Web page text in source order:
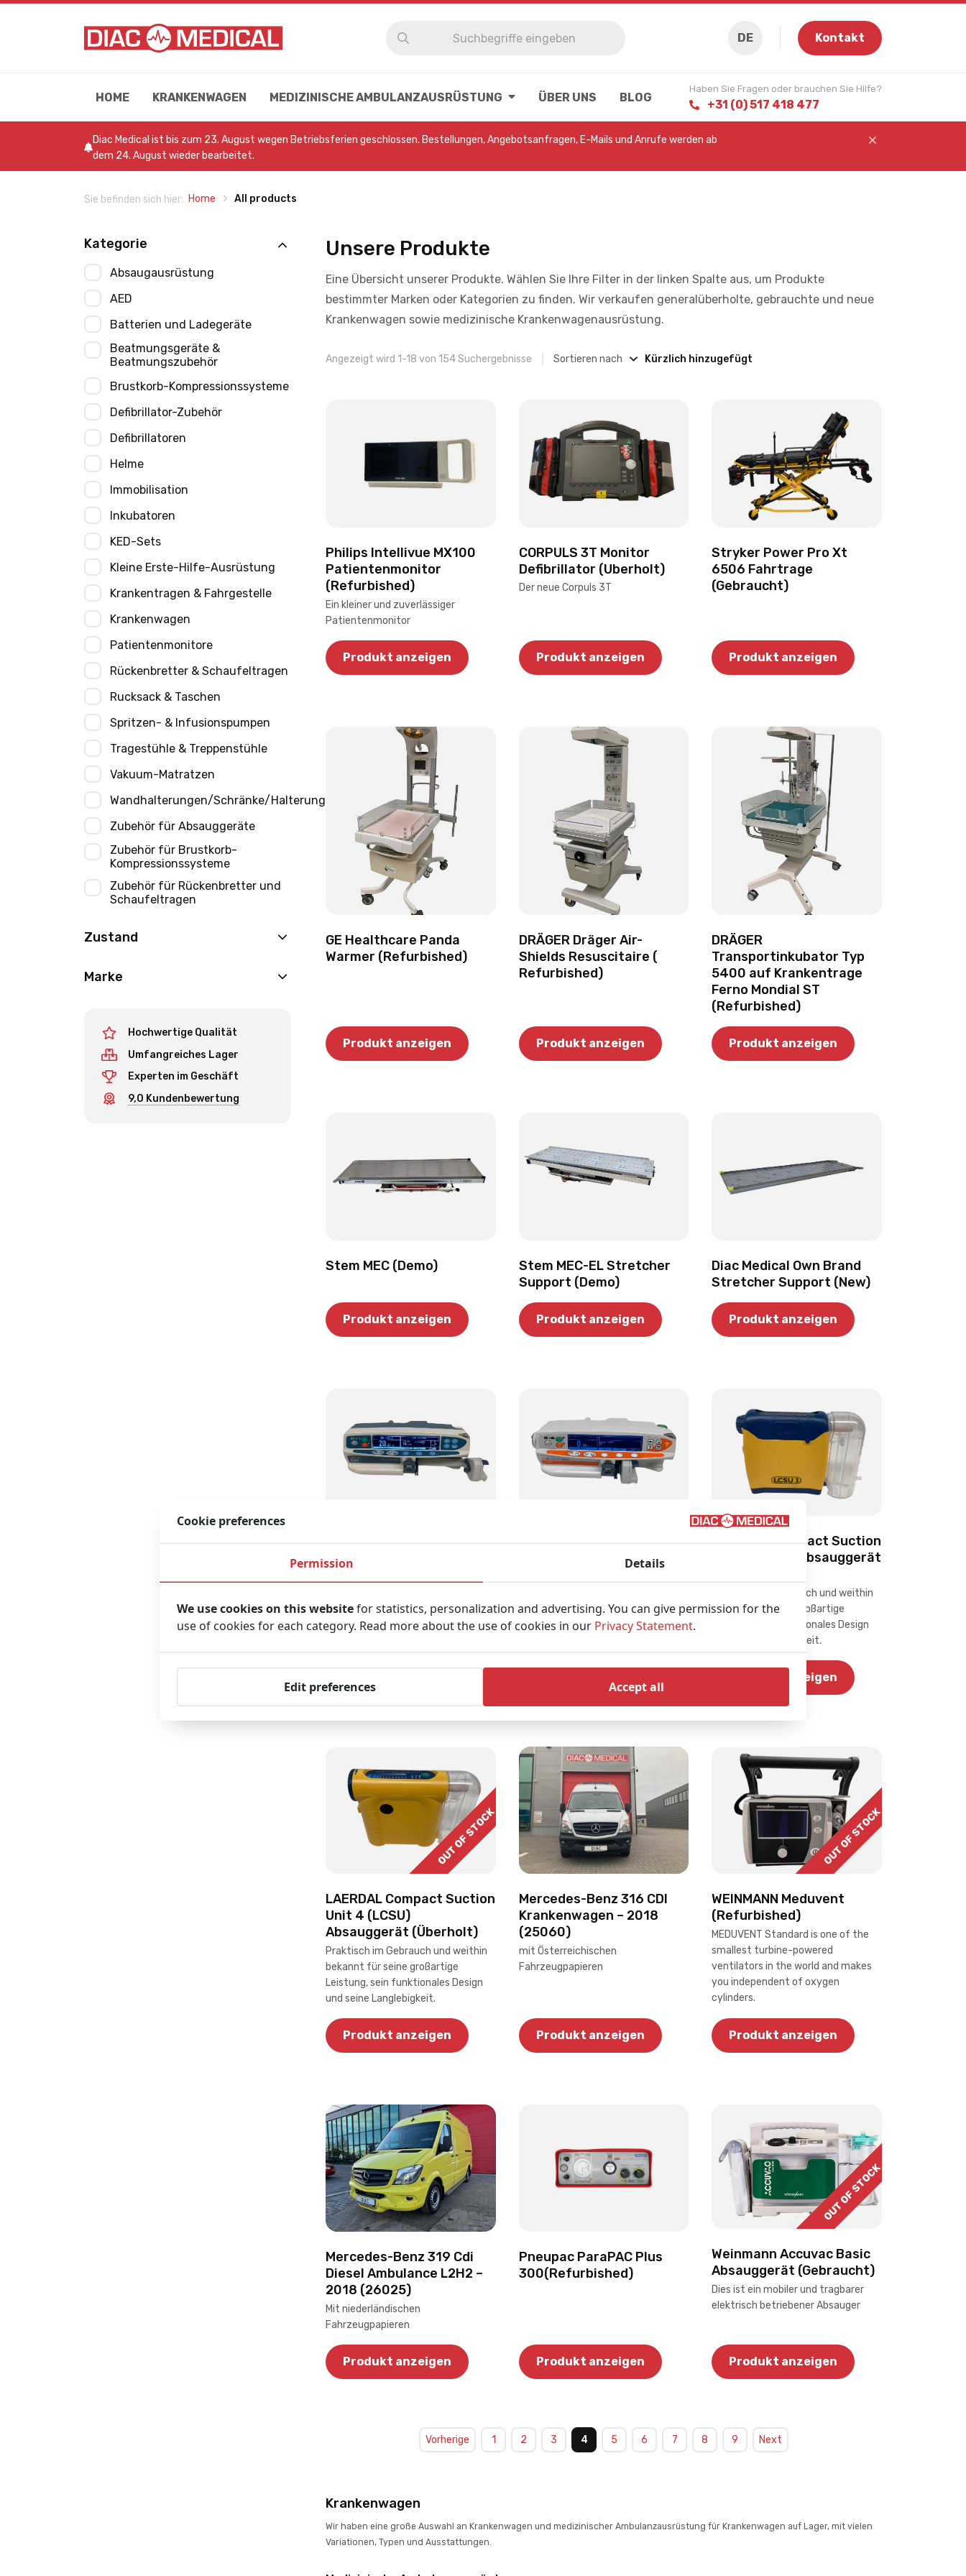
DE Kontakt
HOME KRANKENWAGEN MEDIZINISCHE AMBULANZAUSRÜSTUNG ÜBER UNS BLOG
Haben Sie Fragen oder brauchen Sie Hilfe?
+31 (0) 517 418 477
Diac Medical ist bis zum 23. August wegen Betriebsferien geschlossen. Bestellungen, Angebotsanfragen, E-Mails und Anrufe werden ab
dem 24. August wieder bearbeitet.
Sie befinden sich hier: Home All products
Kategorie
Absaugausrüstung
AED
Batterien und Ladegeräte
Beatmungsgeräte &
Beatmungszubehör
Brustkorb-Kompressionssysteme
Defibrillator-Zubehör
Defibrillatoren
Helme
Immobilisation
Inkubatoren
KED-Sets
Kleine Erste-Hilfe-Ausrüstung
Krankentragen & Fahrgestelle
Krankenwagen
Patientenmonitore
Rückenbretter & Schaufeltragen
Rucksack & Taschen
Spritzen- & Infusionspumpen
Tragestühle & Treppenstühle
Vakuum-Matratzen
Wandhalterungen/Schränke/Halterungen
Zubehör für Absauggeräte
Zubehör für Brustkorb-
Kompressionssysteme
Zubehör für Rückenbretter und
Schaufeltragen
Zustand
Marke
Hochwertige Qualität
Umfangreiches Lager
Experten im Geschäft
9,0 Kundenbewertung
Unsere Produkte
Eine Übersicht unserer Produkte. Wählen Sie Ihre Filter in der linken Spalte aus, um Produkte
bestimmter Marken oder Kategorien zu finden. Wir verkaufen generalüberholte, gebrauchte und neue
Krankenwagen sowie medizinische Krankenwagenausrüstung.
Angezeigt wird 1-18 von 154 Suchergebnisse Sortieren nach
Philips Intellivue MX100
Patientenmonitor
(Refurbished)
Ein kleiner und zuverlässiger
Patientenmonitor
Produkt anzeigen
CORPULS 3T Monitor
Defibrillator (Uberholt)
Der neue Corpuls 3T
Produkt anzeigen
Stryker Power Pro Xt
6506 Fahrtrage
(Gebraucht)
Produkt anzeigen
GE Healthcare Panda
Warmer (Refurbished)
Produkt anzeigen
DRÄGER Dräger Air-
Shields Resuscitaire (
Refurbished)
Produkt anzeigen
DRÄGER
Transportinkubator Typ
5400 auf Krankentrage
Ferno Mondial ST
(Refurbished)
Produkt anzeigen
Stem MEC (Demo)
Produkt anzeigen
Stem MEC-EL Stretcher
Support (Demo)
Produkt anzeigen
Diac Medical Own Brand
Stretcher Support (New)
Produkt anzeigen
BD Alaris GH Plus Syringe
Pump | Volumetrische
BD Alaris NeXus CC
LAERDAL Compact Suction
Unit 3 (LCSU) Absauggerät
Praktisch im Gebrauch und weithin
bekannt für seine großartige
Leistung, sein funktionales Design
und seine Langlebigkeit.
Produkt anzeigen
OUT OF STOCK
LAERDAL Compact Suction
Unit 4 (LCSU)
Absauggerät (Überholt)
Praktisch im Gebrauch und weithin
bekannt für seine großartige
Leistung, sein funktionales Design
und seine Langlebigkeit.
Produkt anzeigen
Mercedes-Benz 316 CDI
Krankenwagen – 2018
(25060)
mit Österreichischen
Fahrzeugpapieren
Produkt anzeigen
OUT OF STOCK
WEINMANN Meduvent
(Refurbished)
MEDUVENT Standard is one of the
smallest turbine-powered
ventilators in the world and makes
you independent of oxygen
cylinders.
Produkt anzeigen
Mercedes-Benz 319 Cdi
Diesel Ambulance L2H2 –
2018 (26025)
Mit niederländischen
Fahrzeugpapieren
Produkt anzeigen
Pneupac ParaPAC Plus
300(Refurbished)
Produkt anzeigen
OUT OF STOCK
Weinmann Accuvac Basic
Absauggerät (Gebraucht)
Dies ist ein mobiler und tragbarer
elektrisch betriebener Absauger
Produkt anzeigen
Vorherige 1 2 3 4 5 6 7 8 9 Next
Krankenwagen
Wir haben eine große Auswahl an Krankenwagen und medizinischer Ambulanzausrüstung für Krankenwagen auf Lager, mit vielen
Variationen, Typen und Ausstattungen.
Cookie preferences
Permission Details
We use cookies on this websitefor statistics, personalization and advertising. You can give permission for the
use of cookies for each category. Read more about the use of cookies in our Privacy Statement.
Edit preferences Accept all